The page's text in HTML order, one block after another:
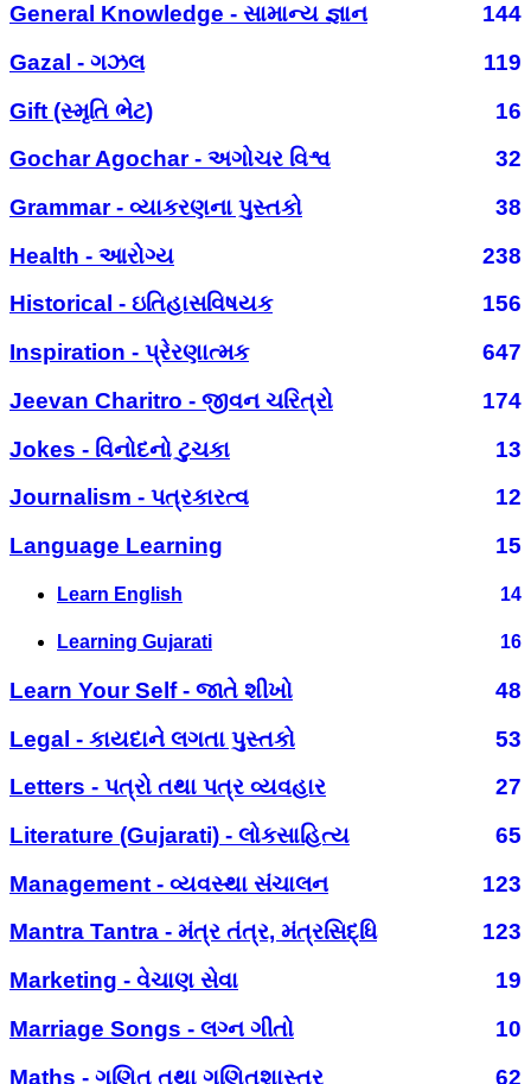
General Knowledge - સામાન્ય જ્ઞાન
144
Gazal - ગઝલ
119
Gift (સ્મૃતિ ભેટ)
16
Gochar Agochar - અગોચર વિશ્વ
32
Grammar - વ્યાકરણના પુસ્તકો
38
Health - આરોગ્ય
238
Historical - ઇતિહાસવિષયક
156
Inspiration - પ્રેરણાત્મક
647
Jeevan Charitro - જીવન ચરિત્રો
174
Jokes - વિનોદનો ટુચકા
13
Journalism - પત્રકારત્વ
12
Language Learning
15
Learn English 14
Learning Gujarati 16
Learn Your Self - જાતે શીખો
48
Legal - કાયદાને લગતા પુસ્તકો
53
Letters - પત્રો તથા પત્ર વ્યવહાર
27
Literature (Gujarati) - લોકસાહિત્ય
65
Management - વ્યવસ્થા સંચાલન
123
Mantra Tantra - મંત્ર તંત્ર, મંત્રસિદ્ધિ
123
Marketing - વેચાણ સેવા
19
Marriage Songs - લગ્ન ગીતો
10
Maths - ગણિત તથા ગણિતશાસ્ત્ર
62